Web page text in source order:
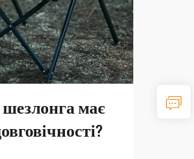
має
Як